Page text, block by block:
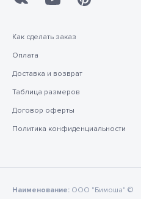
Как сделать заказ
Оплата
Доставка и возврат
Таблица размеров
Договор оферты
Политика конфиденциальности
Наименование: ООО "Бимоша" ©